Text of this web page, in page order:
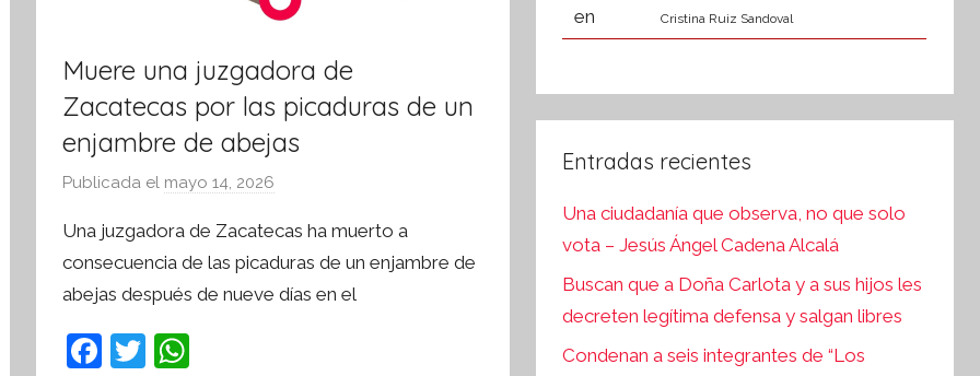
Muere una juzgadora de
Zacatecas por las picaduras de un
enjambre de abejas
Publicada el mayo 14, 2026
r
S
Una juzgadora de Zacatecas ha muerto a
consecuencia de las picaduras de un enjambre de
abejas después de nueve días en el
F
T
Cristina Ruiz Sandoval
Entradas recientes
Una ciudadanía que observa, no que solo
vota – Jesús Ángel Cadena Alcalá
Buscan que a Doña Carlota y a sus hijos les
decreten legítima defensa y salgan libres
Condenan a seis integrantes de “Los